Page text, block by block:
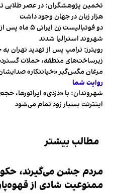
هزار زبان در جهان وجود داشت
دو فوتبالیست زن
شهروند استرالیا شدند
رویترز: ترامپ پس از تهدید تهران
زیرساخت‌های منطقه، حملات
مرغان مگس‌گیر «خیانتکار»
روایت شما
شهروندان:‌ با «دزدی» اپراتورها،
اینترنت بسیار زود تمام می‌شود
مطالب بیشتر
مردم جشن می‌گیرند،
ممنوعیت شادی از